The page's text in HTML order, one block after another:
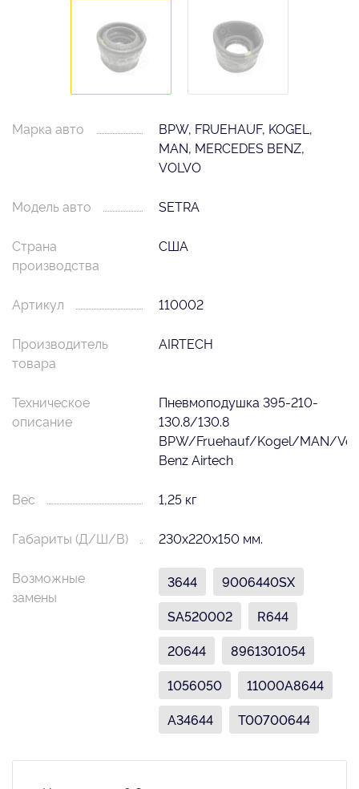
Марка авто
BPW, FRUEHAUF, KOGEL,
MAN, MERCEDES BENZ,
VOLVO
Модель авто SETRA
Страна
производства
США
Артикул 110002
Производитель
товара
AIRTECH
Техническое
описание
Пневмоподушка 395-210-
130.8/130.8
BPW/Fruehauf/Kogel/MAN/
Benz Airtech
Вес 1,25 кг
Габариты (Д/Ш/В) 230х220х150 мм.
Возможные
замены
3644
9006440SX
SA520002
R644
20644
8961301054
1056050
11000A8644
A34644
T00700644